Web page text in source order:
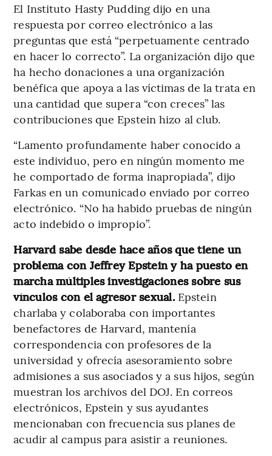
El Instituto Hasty Pudding dijo en una
respuesta por correo electrónico a las
preguntas que está “perpetuamente centrado
en hacer lo correcto”. La organización dijo que
ha hecho donaciones a una organización
benéfica que apoya a las víctimas de la trata en
una cantidad que supera “con creces” las
contribuciones que Epstein hizo al club.
“Lamento profundamente haber conocido a
este individuo, pero en ningún momento me
he comportado de forma inapropiada”, dijo
Farkas en un comunicado enviado por correo
electrónico. “No ha habido pruebas de ningún
acto indebido o impropio”.
Harvard sabe desde hace años que tiene un
problema con Jeffrey Epstein y ha puesto en
marcha múltiples investigaciones sobre sus
vínculos con el agresor sexual.Epstein
charlaba y colaboraba con importantes
benefactores de Harvard, mantenía
correspondencia con profesores de la
universidad y ofrecía asesoramiento sobre
admisiones a sus asociados y a sus hijos, según
muestran los archivos del DOJ. En correos
electrónicos, Epstein y sus ayudantes
mencionaban con frecuencia sus planes de
acudir al campus para asistir a reuniones.